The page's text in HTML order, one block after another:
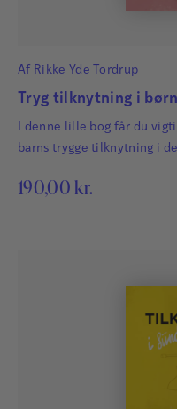
Af Rikke Yde Tordrup
Tryg tilknytning i
I denne lille bog får du
barns trygge tilknytning i
190,00 kr.